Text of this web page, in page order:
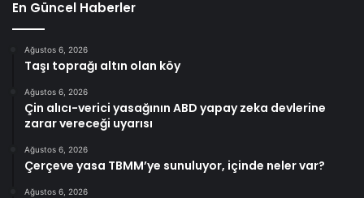
En Güncel Haberler
Ağustos 6, 2026
Taşı toprağı altın olan köy
Ağustos 6, 2026
Çin alıcı-verici yasağının ABD yapay zeka devlerine
zarar vereceği uyarısı
Ağustos 6, 2026
Çerçeve yasa TBMM’ye sunuluyor, içinde neler var?
Ağustos 6, 2026